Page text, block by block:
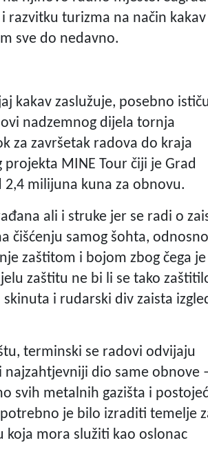
razvitku turizma na način
sve do nedavno.
kakav zaslužuje, posebno
nadzemnog dijela tornja
za završetak radova do kraja
MINE Tour čiji je Grad
milijuna kuna za obnovu.
ali i struke jer se radi o
čišćenju samog šohta, odnosno
zaštitom i bojom zbog čega je
zaštitu ne bi li se tako
i rudarski div zaista
terminski se radovi odvijaju
dio same obnove
svih metalnih gazišta i
je bilo izraditi temelje
mora služiti kao oslonac